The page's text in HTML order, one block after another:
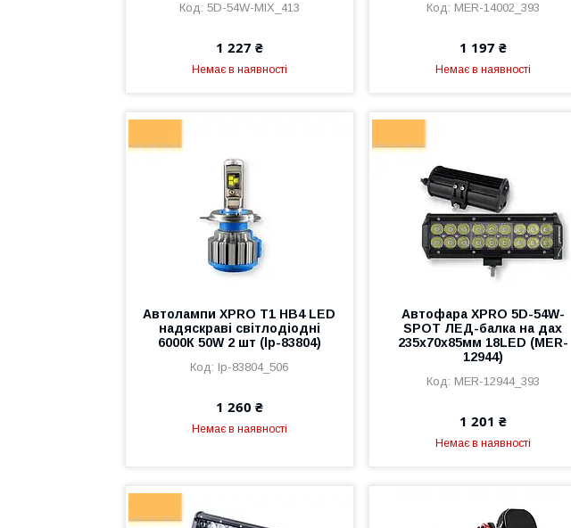
5D-54W-MIX_413
1 227 ₴
Немає в наявності
MER-14002_393
1 197 ₴
Немає в наявності
Автолампи XPRO T1 HB4 LED
надяскраві світлодіодні
6000К 50W 2 шт (lp-83804)
lp-83804_506
1 260 ₴
Немає в наявності
Автофара XPRO 5D-54W-
SPOT ЛЕД-балка на дах
235х70х85мм 18LED (MER-
12944)
MER-12944_393
1 201 ₴
Немає в наявності